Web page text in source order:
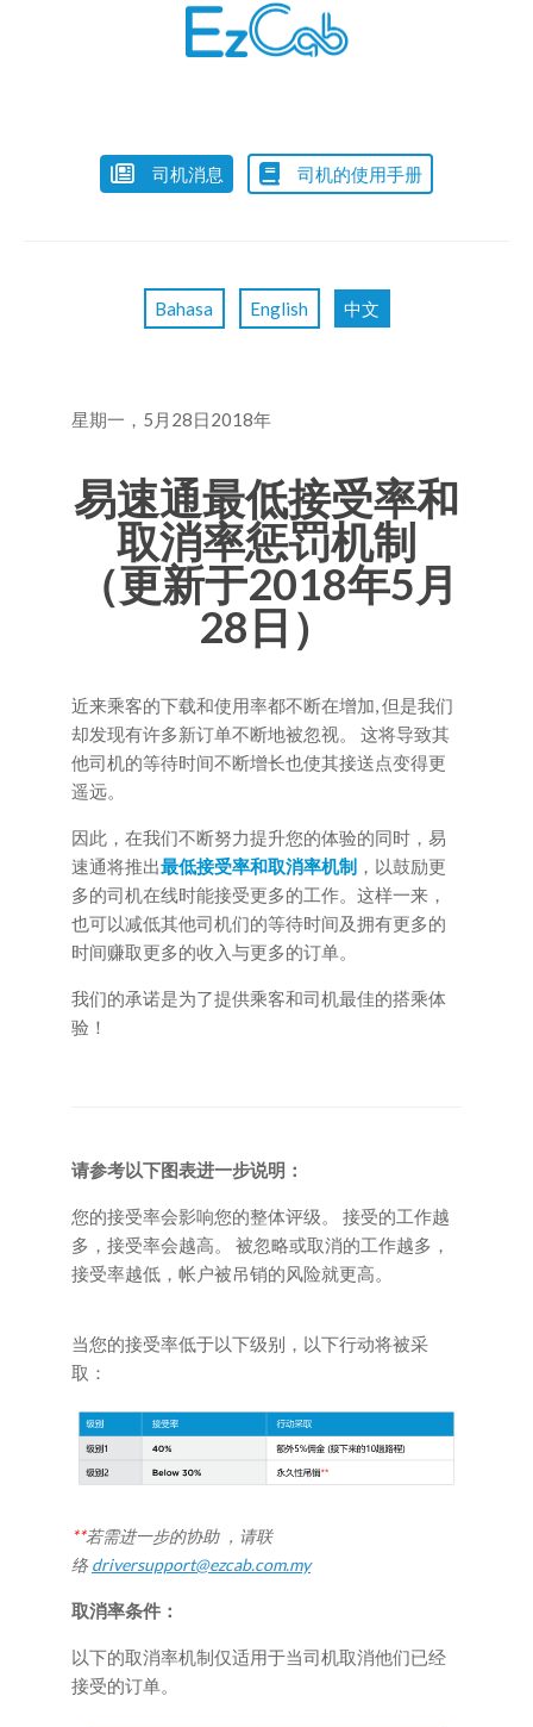
司机消息 司机的使用手册
Bahasa English 中文
星期一，5月28日2018年
易速通最低接受率和
取消率惩罚机制
（更新于2018年5月
28日）
近来乘客的下载和使用率都不断在增加,但是我们
却发现有许多新订单不断地被忽视。
这将导致其
他司机的等待时间不断增长也使其接送点变得更
遥远。
因此，在我们不断努力提升您的体验的同时，易
速通将推出最低接受率和取消率机制 ，以鼓励更
多的司机在线时能接受更多的工作。这样一来，
也可以减低其他司机们的等待时间及拥有更多的
时间赚取更多的收入与更多的订单。
我们的承诺是为了提供乘客和司机最佳的搭乘体
验！
请参考以下图表进一步说明：
您的接受率会影响您的整体评级。
接受的工作越
多， 接受率会越高。
被忽略或取消的工作越多，
接受率越低，帐户被吊销的风险就更高。
当您的接受率低于以下级别，以下行动将被采
取：
**若需进一步的协助 ，请联
络 driversupport@ezcab.com.my
取消率条件：
以下的取消率机制仅适用于当司机取消他们已经
接受的订单。